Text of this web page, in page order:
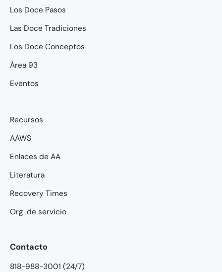
Los Doce Pasos
Las Doce Tradiciones
Los Doce Conceptos
Área 93
Eventos
Recursos
AAWS
Enlaces de AA
Literatura
Recovery Times
Org. de servicio
Contacto
818-988-3001 (24/7)